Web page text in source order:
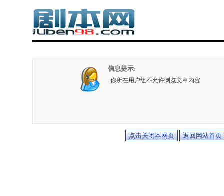
信息提示:
你所在用户组不允许浏览文章内容